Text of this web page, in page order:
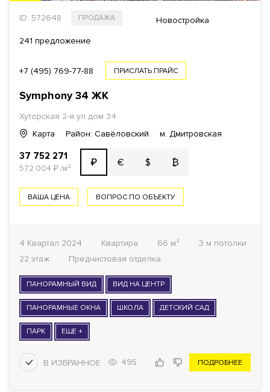
ID: 572648 ПРОДАЖА Новостройка
241 предложение
+7 (495) 769-77-88 ПРИСЛАТЬ ПРАЙС
Symphony 34 ЖК
Хуторская 2-я ул дом 34
Карта
Район: Савёловский м. Дмитровская
37 752 271
572 004 ₽/м² ₽ € $ ₿
ВАША ЦЕНА ВОПРОС ПО ОБЪЕКТУ
4 Квартал 2024 Квартира 66 м²
3 м потолки
22 этаж
Предчистовая отделка
ПАНОРАМНЫЙ ВИД ВИД НА ЦЕНТР
ПАНОРАМНЫЕ ОКНА ШКОЛА ДЕТСКИЙ САД
ПАРК ЕЩЕ +
495 ПОДРОБНЕЕ